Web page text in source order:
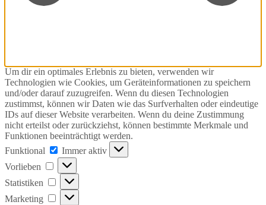
Um dir ein optimales Erlebnis zu bieten, verwenden wir
Technologien wie Cookies, um Geräteinformationen zu speichern
und/oder darauf zuzugreifen. Wenn du diesen Technologien
zustimmst, können wir Daten wie das Surfverhalten oder eindeutige
IDs auf dieser Website verarbeiten. Wenn du deine Zustimmung
nicht erteilst oder zurückziehst, können bestimmte Merkmale und
Funktionen beeinträchtigt werden.
Funktional
Funktional
Immer aktiv
Vorlieben
Vorlieben
Statistiken Statistiken
Marketing Marketing